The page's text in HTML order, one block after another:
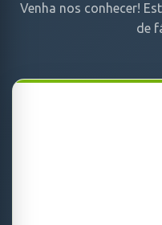
Venha nos conhecer!
de